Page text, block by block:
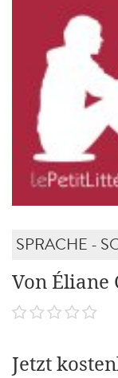
SPRACHE -
Von
Jetzt